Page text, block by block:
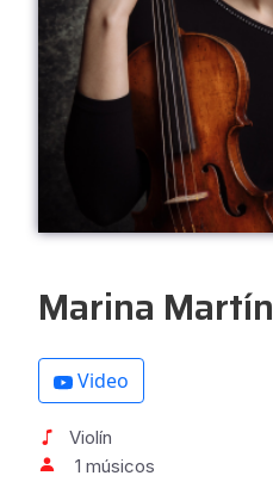
Marina Martín
Video
Violín
1 músicos